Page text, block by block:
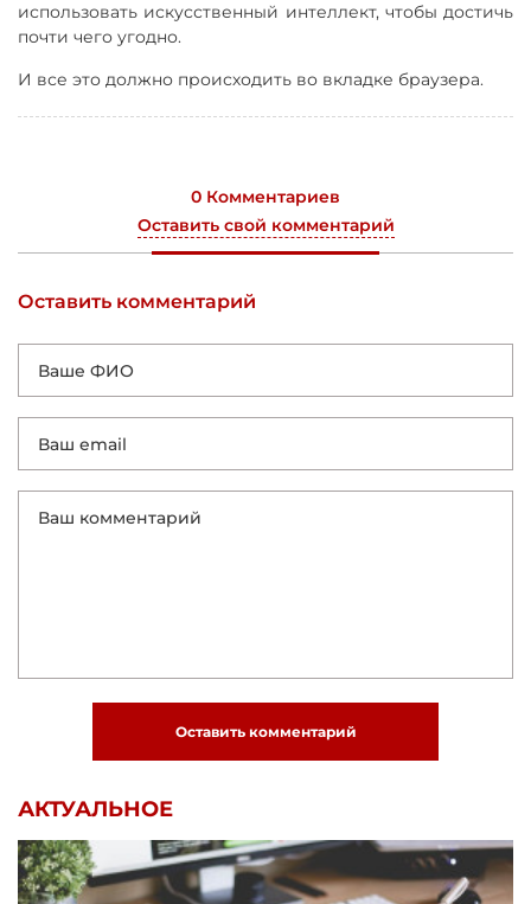
использовать искусственный интеллект, чтобы достичь
почти чего угодно.
И все это должно происходить во вкладке браузера.
0 Комментариев
Оставить свой комментарий
Оставить комментарий
Оставить комментарий
АКТУАЛЬНОЕ